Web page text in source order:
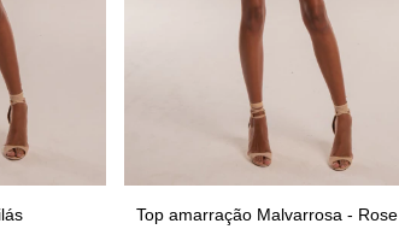
Top amarração Malvarrosa - Rose